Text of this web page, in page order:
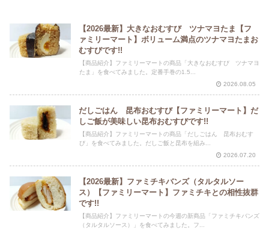
【2026最新】大きなおむすび ツナマヨたま【フ
ァミリーマート】ボリューム満点のツナマヨたまお
むすびです!!
【商品紹介】ファミリーマートの商品「大きなおむすび ツナマヨ
たま」を食べてみました。定番手巻の1.5...
2026.08.05
だしごはん 昆布おむすび【ファミリーマート】だ
しご飯が美味しい昆布おむすびです!!
【商品紹介】ファミリーマートの商品「だしごはん 昆布おむす
び」を食べてみました。だしご飯と昆布を組み...
2026.07.20
【2026最新】ファミチキバンズ（タルタルソー
ス）【ファミリーマート】ファミチキとの相性抜群
です!!
【商品紹介】ファミリーマートの今週の新商品「ファミチキバンズ
（タルタルソース）」を食べてみました。フ...